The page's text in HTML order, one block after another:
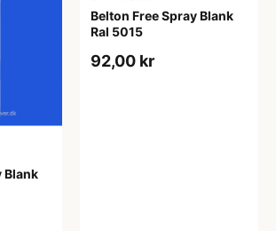
Blank
Belton Free Spray Blank
Ral 5015
92,00 kr